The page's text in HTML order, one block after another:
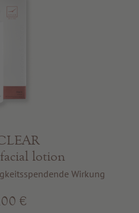
lotion
Wirkung
€